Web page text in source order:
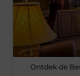
Ontdek de